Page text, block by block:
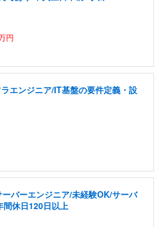
円
ラエンジニア/IT基盤の要件定義・設
ーバーエンジニア/未経験OK/サーバ
間休日120日以上